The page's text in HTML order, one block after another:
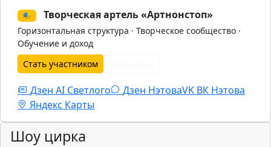
🎭 Творческая артель «Артнонстоп»
Горизонтальная структура · Творческое сообщество ·
Обучение и доход
Стать участником
Дзен AI Светлого Дзен НэтоваVK ВК Нэтова
Яндекс Карты
Шоу цирка